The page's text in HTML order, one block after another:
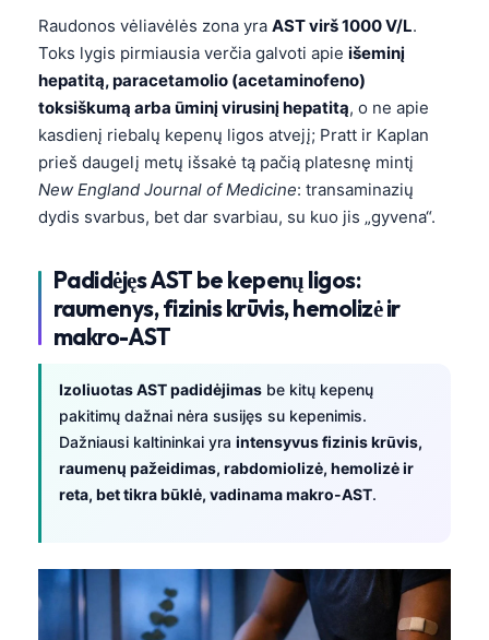
Raudonos vėliavėlės zona yra AST virš 1000 V/L.
Toks lygis pirmiausia verčia galvoti apie išeminį
hepatitą, paracetamolio (acetaminofeno)
toksiškumą arba ūminį virusinį hepatitą, o ne apie
kasdienį riebalų kepenų ligos atvejį; Pratt ir Kaplan
prieš daugelį metų išsakė tą pačią platesnę mintį
New England Journal of Medicine: transaminazių
dydis svarbus, bet dar svarbiau, su kuo jis „gyvena“.
Padidėjęs AST be kepenų ligos:
raumenys, fizinis krūvis, hemolizė ir
makro-AST
Izoliuotas AST padidėjimas be kitų kepenų
pakitimų dažnai nėra susijęs su kepenimis.
Dažniausi kaltininkai yra intensyvus fizinis krūvis,
raumenų pažeidimas, rabdomiolizė, hemolizė ir
reta, bet tikra būklė, vadinama makro-AST.